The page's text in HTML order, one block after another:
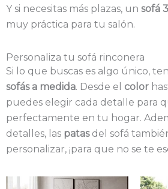
Y si necesitas más plazas, un sofá
muy práctica para tu salón.
Personaliza tu sofá rinconera
Si lo que buscas es algo único,
sofás a medida. Desde el color
puedes elegir cada detalle para
perfectamente en tu hogar.
detalles, las patasdel sofá
personalizar, ¡para que no se te